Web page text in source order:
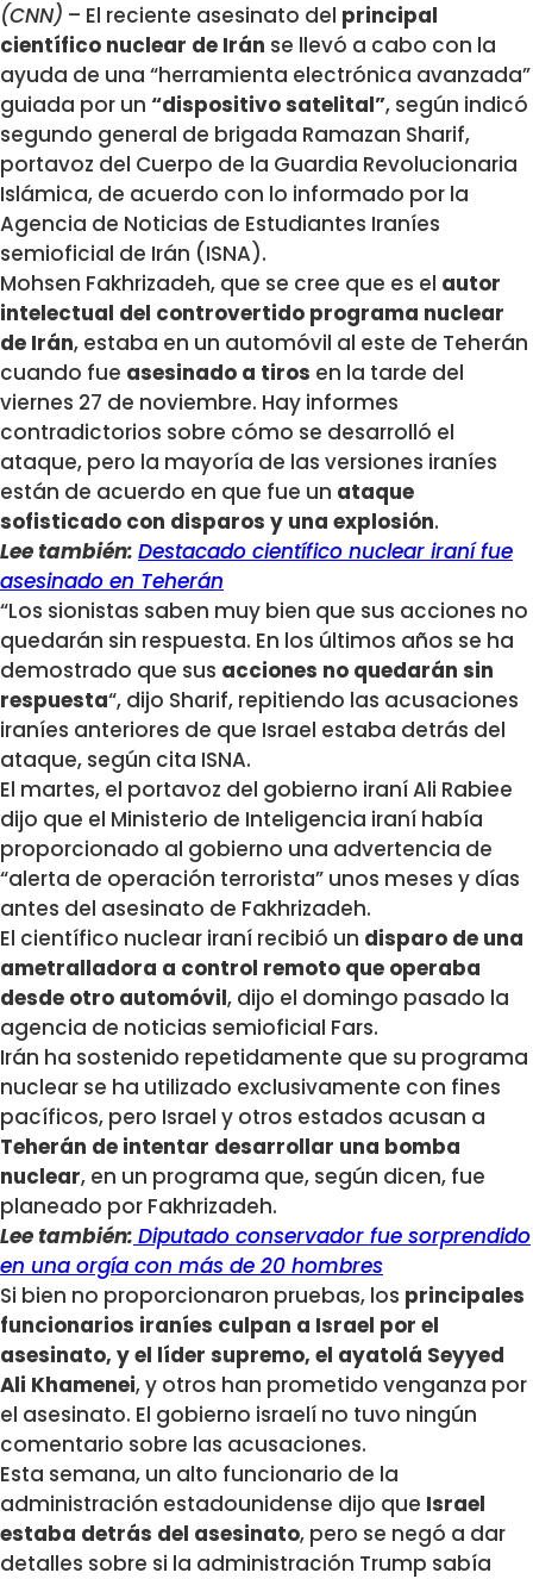
(CNN) – El reciente asesinato del principal
científico nuclear de Irán se llevó a cabo con la
ayuda de una “herramienta electrónica avanzada”
guiada por un “dispositivo satelital”, según indicó
segundo general de brigada Ramazan Sharif,
portavoz del Cuerpo de la Guardia Revolucionaria
Islámica, de acuerdo con lo informado por la
Agencia de Noticias de Estudiantes Iraníes
semioficial de Irán (ISNA).
Mohsen Fakhrizadeh, que se cree que es el autor
intelectual del controvertido programa nuclear
de Irán, estaba en un automóvil al este de Teherán
cuando fue asesinado a tiros en la tarde del
viernes 27 de noviembre. Hay informes
contradictorios sobre cómo se desarrolló el
ataque, pero la mayoría de las versiones iraníes
están de acuerdo en que fue un ataque
sofisticado con disparos y una explosión.
Lee también: Destacado científico nuclear iraní fue
asesinado en Teherán
“Los sionistas saben muy bien que sus acciones no
quedarán sin respuesta. En los últimos años se ha
demostrado que sus acciones no quedarán sin
respuesta“, dijo Sharif, repitiendo las acusaciones
iraníes anteriores de que Israel estaba detrás del
ataque, según cita ISNA.
El martes, el portavoz del gobierno iraní Ali Rabiee
dijo que el Ministerio de Inteligencia iraní había
proporcionado al gobierno una advertencia de
“alerta de operación terrorista” unos meses y días
antes del asesinato de Fakhrizadeh.
El científico nuclear iraní recibió un disparo de una
ametralladora a control remoto que operaba
desde otro automóvil, dijo el domingo pasado la
agencia de noticias semioficial Fars.
Irán ha sostenido repetidamente que su programa
nuclear se ha utilizado exclusivamente con fines
pacíficos, pero Israel y otros estados acusan a
Teherán de intentar desarrollar una bomba
nuclear, en un programa que, según dicen, fue
planeado por Fakhrizadeh.
Lee también: Diputado conservador fue sorprendido
en una orgía con más de 20 hombres
Si bien no proporcionaron pruebas, los principales
funcionarios iraníes culpan a Israel por el
asesinato, y el líder supremo, el ayatolá Seyyed
Ali Khamenei, y otros han prometido venganza por
el asesinato. El gobierno israelí no tuvo ningún
comentario sobre las acusaciones.
Esta semana, un alto funcionario de la
administración estadounidense dijo que Israel
estaba detrás del asesinato, pero se negó a dar
detalles sobre si la administración Trump sabía